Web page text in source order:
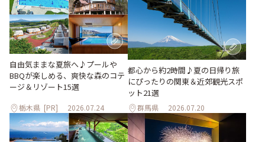
自由気ままな夏旅へ♪プールや
BBQが楽しめる、爽快な森のコテ
ージ＆リゾート15選
栃木県 [PR] 2026.07.24
都心から約2時間♪夏の日帰り旅
にぴったりの関東＆近郊観光スポ
ット21選
群馬県 2026.07.20